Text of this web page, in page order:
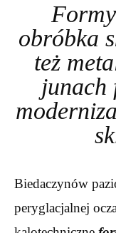
obróbka
też
junach
Biedaczynów
peryglacjalnej